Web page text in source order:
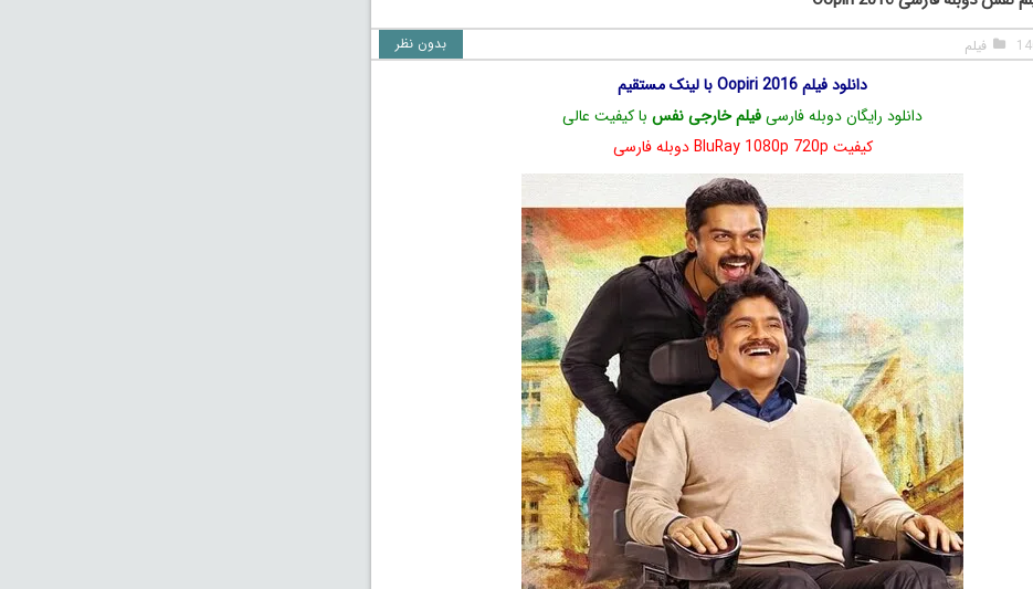
فیلم بدون نظر
دانلود فیلم Oopiri 2016 با لینک مستقیم
دانلود رایگان دوبله فارسیفیلم خارجی نفس با کیفیت عالی
کیفیت BluRay 1080p 720p دوبله فارسی